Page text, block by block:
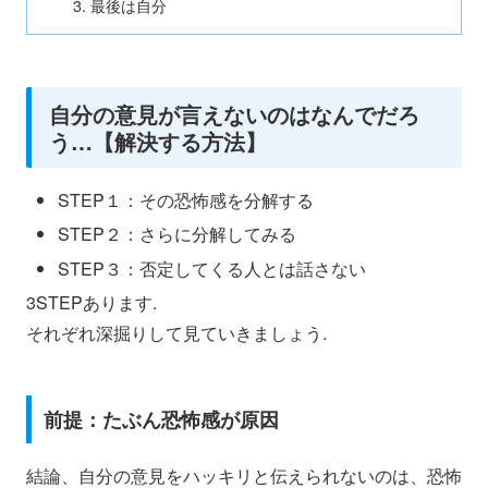
最後は自分
自分の意見が言えないのはなんでだろ
う…【解決する方法】
STEP１：その恐怖感を分解する
STEP２：さらに分解してみる
STEP３：否定してくる人とは話さない
3STEPあります.
それぞれ深掘りして見ていきましょう.
前提：たぶん恐怖感が原因
結論、自分の意見をハッキリと伝えられないのは、恐怖